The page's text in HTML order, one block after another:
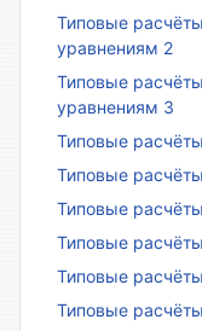
Типовые
уравнениям 2
Типовые
уравнениям 3
Типовые
Типовые
Типовые
Типовые
Типовые
Типовые